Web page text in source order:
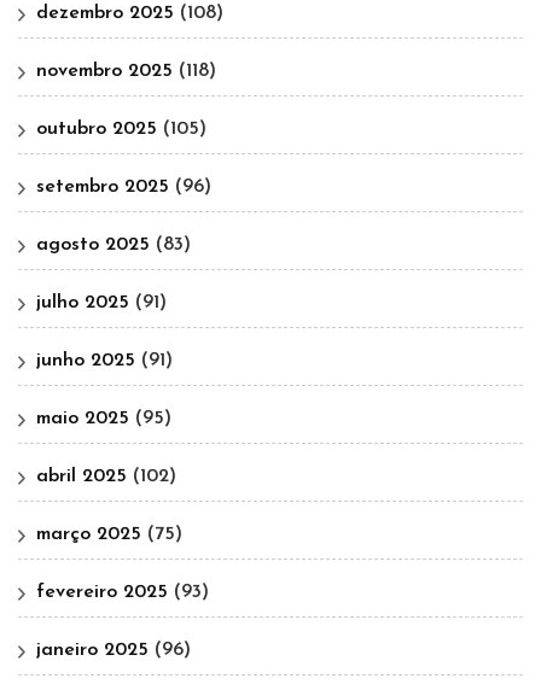
dezembro 2025 (108)
novembro 2025 (118)
outubro 2025 (105)
setembro 2025 (96)
agosto 2025 (83)
julho 2025 (91)
junho 2025 (91)
maio 2025 (95)
abril 2025 (102)
março 2025 (75)
fevereiro 2025 (93)
janeiro 2025 (96)